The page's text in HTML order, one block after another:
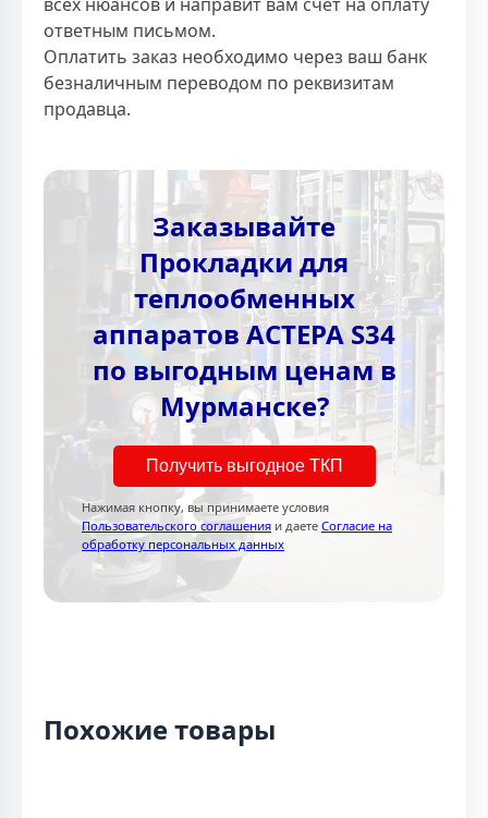
ответным письмом.
Оплатить заказ необходимо через ваш банк
безналичным переводом по реквизитам
продавца.
Заказывайте
Прокладки для
теплообменных
аппаратов АСТЕРА S34
по выгодным ценам в
Мурманске?
Получить выгодное ТКП
Нажимая кнопку, вы принимаете условия
Пользовательского соглашения и даете Согласие на
обработку персональных данных
Похожие товары